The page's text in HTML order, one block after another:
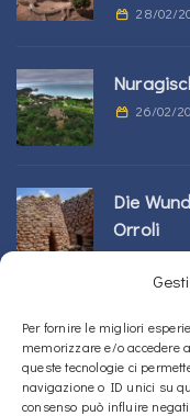
Per fornire le migliori
memorizzare e/o accedere
queste tecnologie ci
navigazione o ID unici su
consenso può influire
28/02/
26/02/
Die
Orroli
24/02/
Sos
Sardi
23/02/